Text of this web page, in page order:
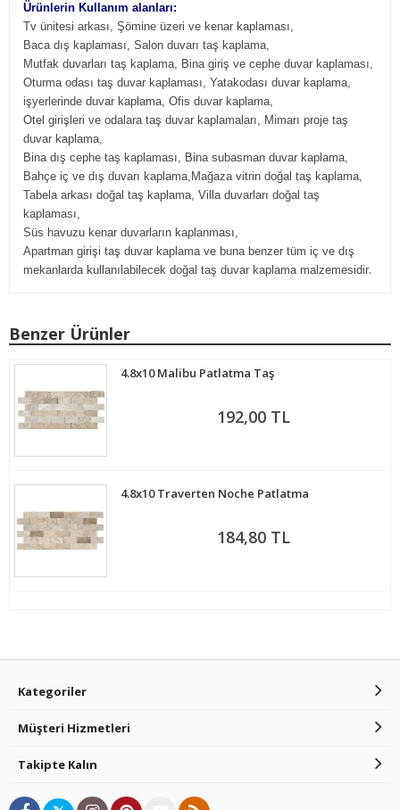
Ürünlerin Kullanım alanları:
Tv ünitesi arkası, Şömine üzeri ve kenar kaplaması,
Baca dış kaplaması, Salon duvarı taş kaplama,
Mutfak duvarları taş kaplama, Bina giriş ve cephe duvar kaplaması,
Oturma odası taş duvar kaplaması, Yatakodası duvar kaplama,
işyerlerinde duvar kaplama, Ofis duvar kaplama,
Otel girişleri ve odalara taş duvar kaplamaları, Mimarı proje taş
duvar kaplama,
Bina dış cephe taş kaplaması, Bina subasman duvar kaplama,
Bahçe iç ve dış duvarı kaplama,Mağaza vitrin doğal taş kaplama,
Tabela arkası doğal taş kaplama, Villa duvarları doğal taş
kaplaması,
Süs havuzu kenar duvarların kaplanması,
Apartman girişi taş duvar kaplama ve buna benzer tüm iç ve dış
mekanlarda kullanılabilecek doğal taş duvar kaplama malzemesidir.
Benzer Ürünler
4.8x10 Malibu Patlatma Taş
192,00 TL
4.8x10 Traverten Noche Patlatma
184,80 TL
Kategoriler
Müşteri Hizmetleri
Takipte Kalın